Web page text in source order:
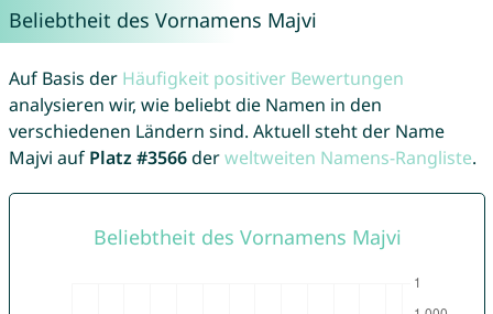
Beliebtheit des Vornamens Majvi
Auf Basis der Häufigkeit positiver Bewertungen
analysieren wir, wie beliebt die Namen in den
verschiedenen Ländern sind. Aktuell steht der Name
Majvi auf Platz #3566derweltweiten Namens-Rangliste.